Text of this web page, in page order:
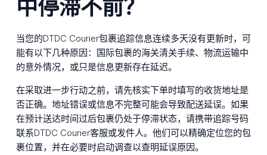
中停滞不前？
当您的DTDC Courier包裹追踪信息连续多天没有更新时，可
能有以下几种原因：国际包裹的海关清关手续、物流运输中
的意外情况，或只是信息更新存在延迟。
在采取进一步行动之前，请先核实下单时填写的收货地址是
否正确。地址错误或信息不完整可能会导致配送延误。如果
在预计送达时间过后包裹仍处于停滞状态，请携带追踪号码
联系DTDC Courier客服或发件人。他们可以精确定位您的包
裹位置，并在必要时启动调查以查明延误原因。